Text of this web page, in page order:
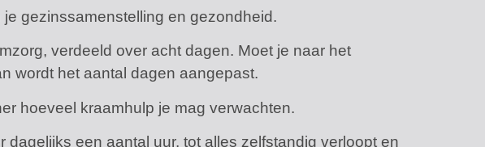
gezinssamenstelling en gezondheid.
verdeeld over acht dagen. Moet je naar het
wordt het aantal dagen aangepast.
hoeveel kraamhulp je mag verwachten.
dagelijks een aantal uur, tot alles zelfstandig verloopt en